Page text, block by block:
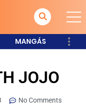
MANGÁS
JOJO
No Comments